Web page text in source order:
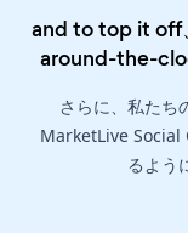
and to top it off
around-the-
さらに、私たち
MarketLive Social
るよう